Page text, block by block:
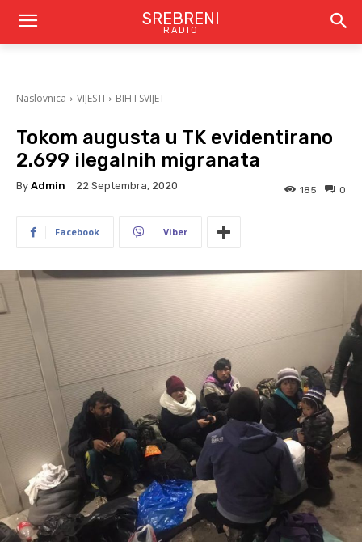
SREBRENI
RADIO
Naslovnica VIJESTI BIH I SVIJET
Tokom augusta u TK evidentirano
2.699 ilegalnih migranata
By Admin 22 Septembra, 2020 0
185
Facebook Viber